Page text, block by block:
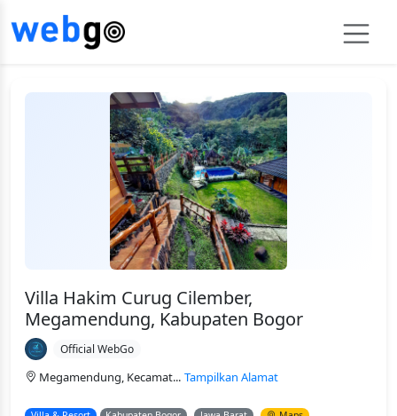
Villa Hakim Curug Cilember,
Megamendung, Kabupaten Bogor
Official WebGo
Megamendung, Kecamat... Tampilkan Alamat